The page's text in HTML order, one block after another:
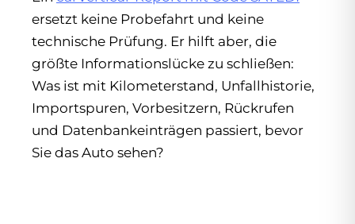
ersetzt keine Probefahrt und keine
technische Prüfung. Er hilft aber, die
größte Informationslücke zu schließen:
Was ist mit Kilometerstand, Unfallhistorie,
Importspuren, Vorbesitzern, Rückrufen
und Datenbankeinträgen passiert, bevor
Sie das Auto sehen?